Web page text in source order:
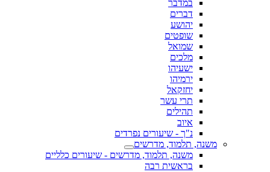
במדבר
דברים
יהושע
שופטים
שמואל
מלכים
ישעיהו
ירמיהו
יחזקאל
תרי עשר
תהילים
איוב
נ"ך - שיעורים נפרדים
משנה, תלמוד, מדרשים
משנה, תלמוד, מדרשים - שיעורים כלליים
בראשית רבה